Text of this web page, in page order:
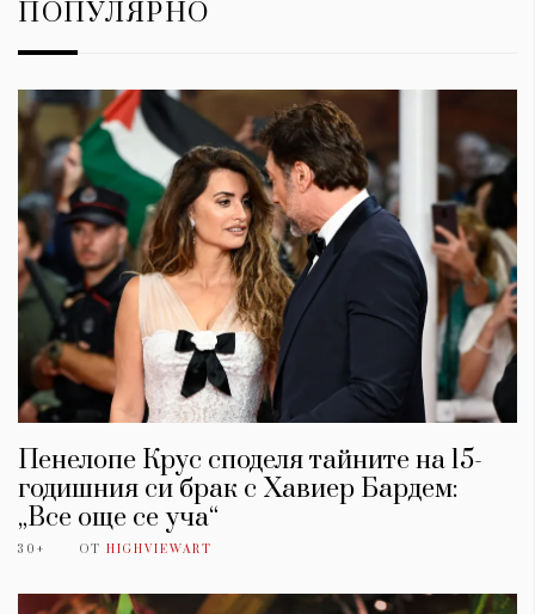
ПОПУЛЯРНО
Пенелопе Крус споделя тайните на 15-
годишния си брак с Хавиер Бардем:
„Все още се уча“
30+ ОТ HIGHVIEWART